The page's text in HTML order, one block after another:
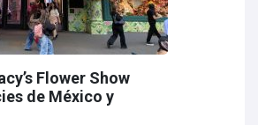
Flower Show
de México y